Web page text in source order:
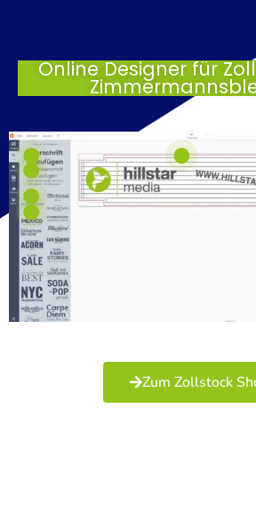
Online Designer für
Zum Zollstock